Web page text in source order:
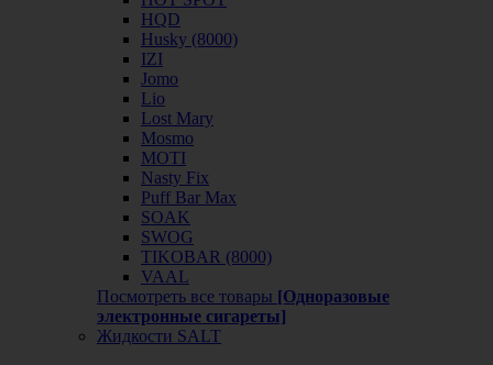
HQD
Husky (8000)
IZI
Jomo
Lio
Lost Mary
Mosmo
MOTI
Nasty Fix
Puff Bar Max
SOAK
SWOG
TIKOBAR (8000)
VAAL
Посмотреть все товары [Одноразовые
электронные сигареты]
Жидкости SALT